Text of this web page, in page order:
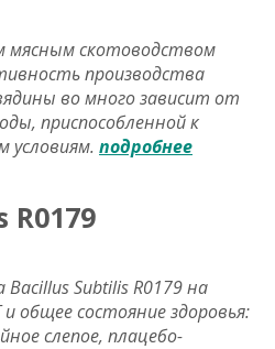
скотоводством
производства
во много зависит от
приспособленной к
условиям. подробнее
Subtilis R0179 на
общее состояние здоровья:
слепое, плацебо-